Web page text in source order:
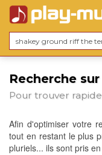
Recherche
Pour trouver
Afin d'optimiser votre
tout en restant le plus
pluriels... ils sont pris